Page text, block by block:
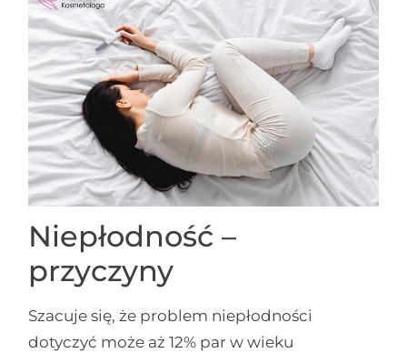
Niepłodność –
przyczyny
Szacuje się, że problem niepłodności
dotyczyć może aż 12% par w wieku